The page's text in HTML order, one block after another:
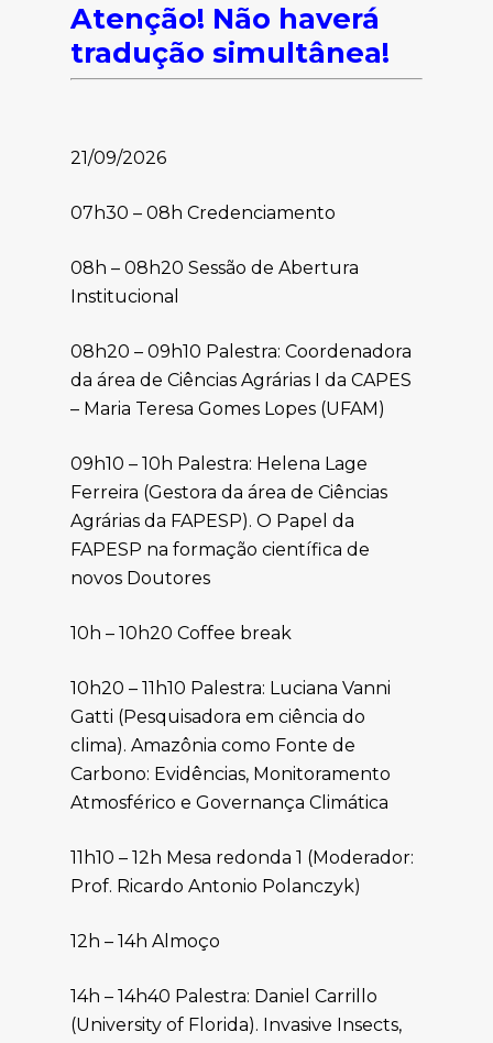
Atenção! Não haverá
tradução simultânea!
21/09/2026
07h30 – 08h Credenciamento
08h – 08h20 Sessão de Abertura
Institucional
08h20 – 09h10 Palestra: Coordenadora
da área de Ciências Agrárias I da CAPES
– Maria Teresa Gomes Lopes (UFAM)
09h10 – 10h Palestra: Helena Lage
Ferreira (Gestora da área de Ciências
Agrárias da FAPESP). O Papel da
FAPESP na formação científica de
novos Doutores
10h – 10h20 Coffee break
10h20 – 11h10 Palestra: Luciana Vanni
Gatti (Pesquisadora em ciência do
clima). Amazônia como Fonte de
Carbono: Evidências, Monitoramento
Atmosférico e Governança Climática
11h10 – 12h Mesa redonda 1 (Moderador:
Prof. Ricardo Antonio Polanczyk)
12h – 14h Almoço
14h – 14h40 Palestra: Daniel Carrillo
(University of Florida). Invasive Insects,